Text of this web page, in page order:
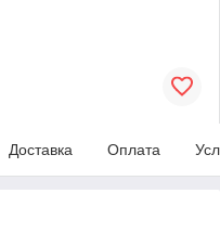
Доставка Оплата